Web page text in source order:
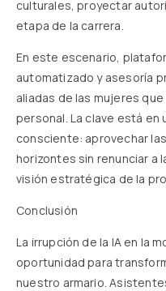
culturales, proyectar
etapa de la carrera.
En este escenario,
automatizado y asesoría
aliadas de las mujeres
personal. La clave está
consciente: aprovechar
horizontes sin renunciar a
visión estratégica de la
Conclusión
La irrupción de la IA en la
oportunidad para
nuestro armario.